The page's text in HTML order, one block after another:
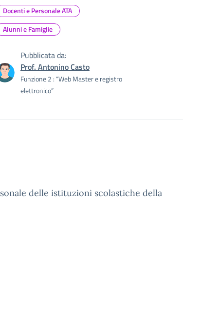
Docenti e Personale ATA
Alunni e Famiglie
Pubblicata da:
Prof. Antonino Casto
Funzione 2 : “Web Master e registro
elettronico”
delle istituzioni scolastiche della